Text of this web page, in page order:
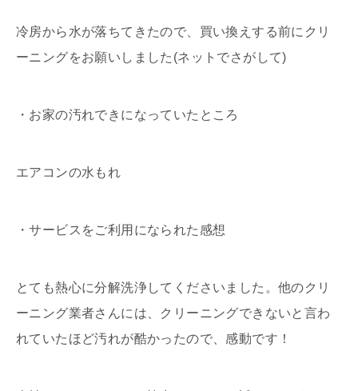
冷房から水が落ちてきたので、買い換えする前にクリ
ーニングをお願いしました(ネットでさがして)
・お家の汚れできになっていたところ
エアコンの水もれ
・サービスをご利用になられた感想
とても熱心に分解洗浄してくださいました。他のクリ
ーニング業者さんには、クリーニングできないと言わ
れていたほど汚れが酷かったので、感動です！